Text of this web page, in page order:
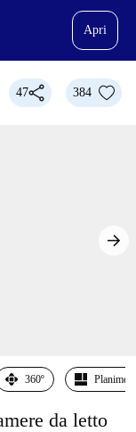
Apri
47 384
360º
da letto